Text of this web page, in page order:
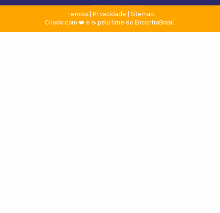
Termos| Privacidade
Sitemap
Criado com ❤️ e ☕ pelo time do EncontraBrasil